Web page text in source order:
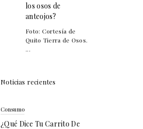
los osos de
anteojos?
Foto: Cortesía de
Quito Tierra de Osos.
...
Noticias recientes
Consumo
¿Qué Dice Tu Carrito De